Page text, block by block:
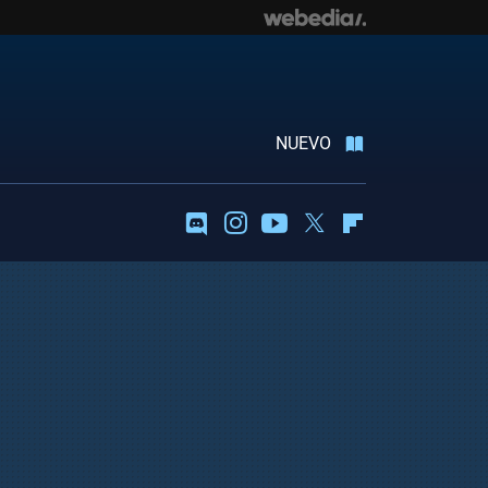
NUEVO
DiscordInstagramYoutubeTwitter